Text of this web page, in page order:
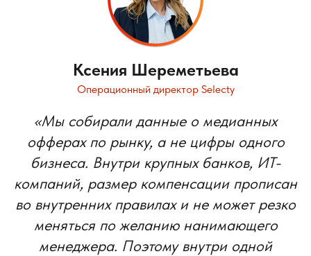
Ксения Шереметьева
Операционный директор Selecty
«Мы собирали данные о медианных
офферах по рынку, а не цифры одного
бизнеса. Внутри крупных банков, ИТ-
компаний, размер компенсации прописан
во внутренних правилах и не может резко
меняться по желанию нанимающего
менеджера. Поэтому внутри одной